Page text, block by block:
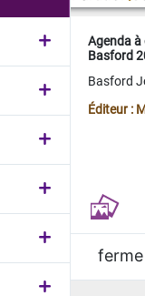
Agenda
Basford
Basford
Éditeur :
ferme